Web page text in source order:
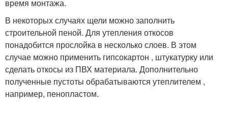
время монтажа.
В некоторых случаях щели можно заполнить
строительной пеной. Для утепления откосов
понадобится прослойка в несколько слоев. В этом
случае можно применить гипсокартон , штукатурку или
сделать откосы из ПВХ материала. Дополнительно
полученные пустоты обрабатываются утеплителем ,
например, пенопластом.